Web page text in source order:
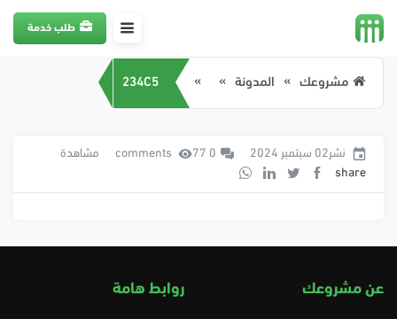
طلب خدمة
مشروعك المدونة 234C5
نشر02 سبتمبر 2024 0 comments 77 مشاهدة
share
عن مشروعك روابط هامة